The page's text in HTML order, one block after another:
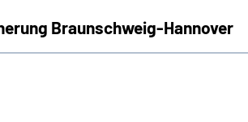
Braunschweig-Hannover